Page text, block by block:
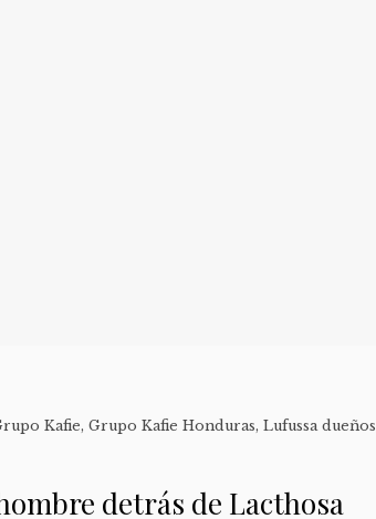
Kafie,Grupo Kafie Honduras,Lufussa dueños
detrás de Lacthosa